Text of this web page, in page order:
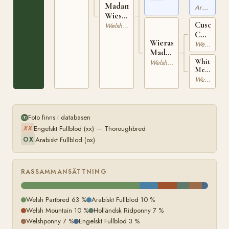
Madam's
Wiesje
19376Welsh Partbred
Wieras
Madam
STB-A
Welsh Mountain
RASB
286
Arabiskt Fullblod
Cusop
STB-
A
355
Welsh Mountain
Whitehall
Meadow
Lady
1822
Welsh Mountain
Foto finns i databasen
XX Engelskt Fullblod (xx) — Thoroughbred
OX Arabiskt Fullblod (ox)
RASSAMMANSÄTTNING
Welsh Partbred 63 % Arabiskt Fullblod 10 %
Welsh Mountain 10 % Holländsk Ridponny 7 %
Welshponny 7 % Engelskt Fullblod 3 %